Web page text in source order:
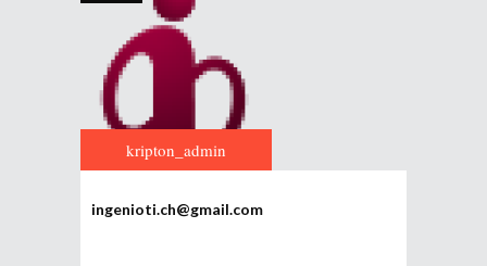
kripton_admin
ingenioti.ch@gmail.com